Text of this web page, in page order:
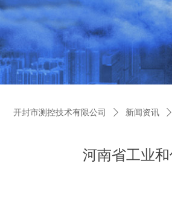
河南省工业
开封市测控技术有限公司 ꄲ 新闻资讯